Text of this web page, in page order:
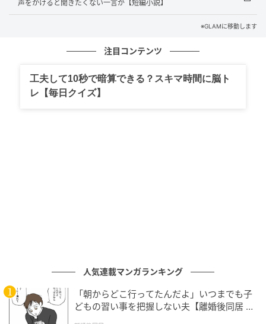
交番で告げられた真実と、胸を打つ若き善意
「……す、すみません。実は財布を紛失してしまって、
届けはありませんか？」
息も絶え絶えに窓口で訴える私を、年配の警察官は穏
く収められていたのです。
あまりの安堵感に腰が抜けそうになり、私は窓口にし
声をかけると聞きたくない一言が【短編小説】
※GLAMに移動します
注目コンテンツ
工夫して10秒で暗算できる？スキマ時間に脳ト
レ【毎日クイズ】
人気連載マンガランキング
「朝からどこ行ってたんだよ」いつまでも子
どもの習い事を把握しない夫【離婚後同居 Vo